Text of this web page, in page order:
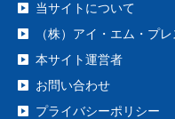
当サイトについて
（株）アイ・エム・プ
本サイト運営者
お問い合わせ
プライバシーポリシー